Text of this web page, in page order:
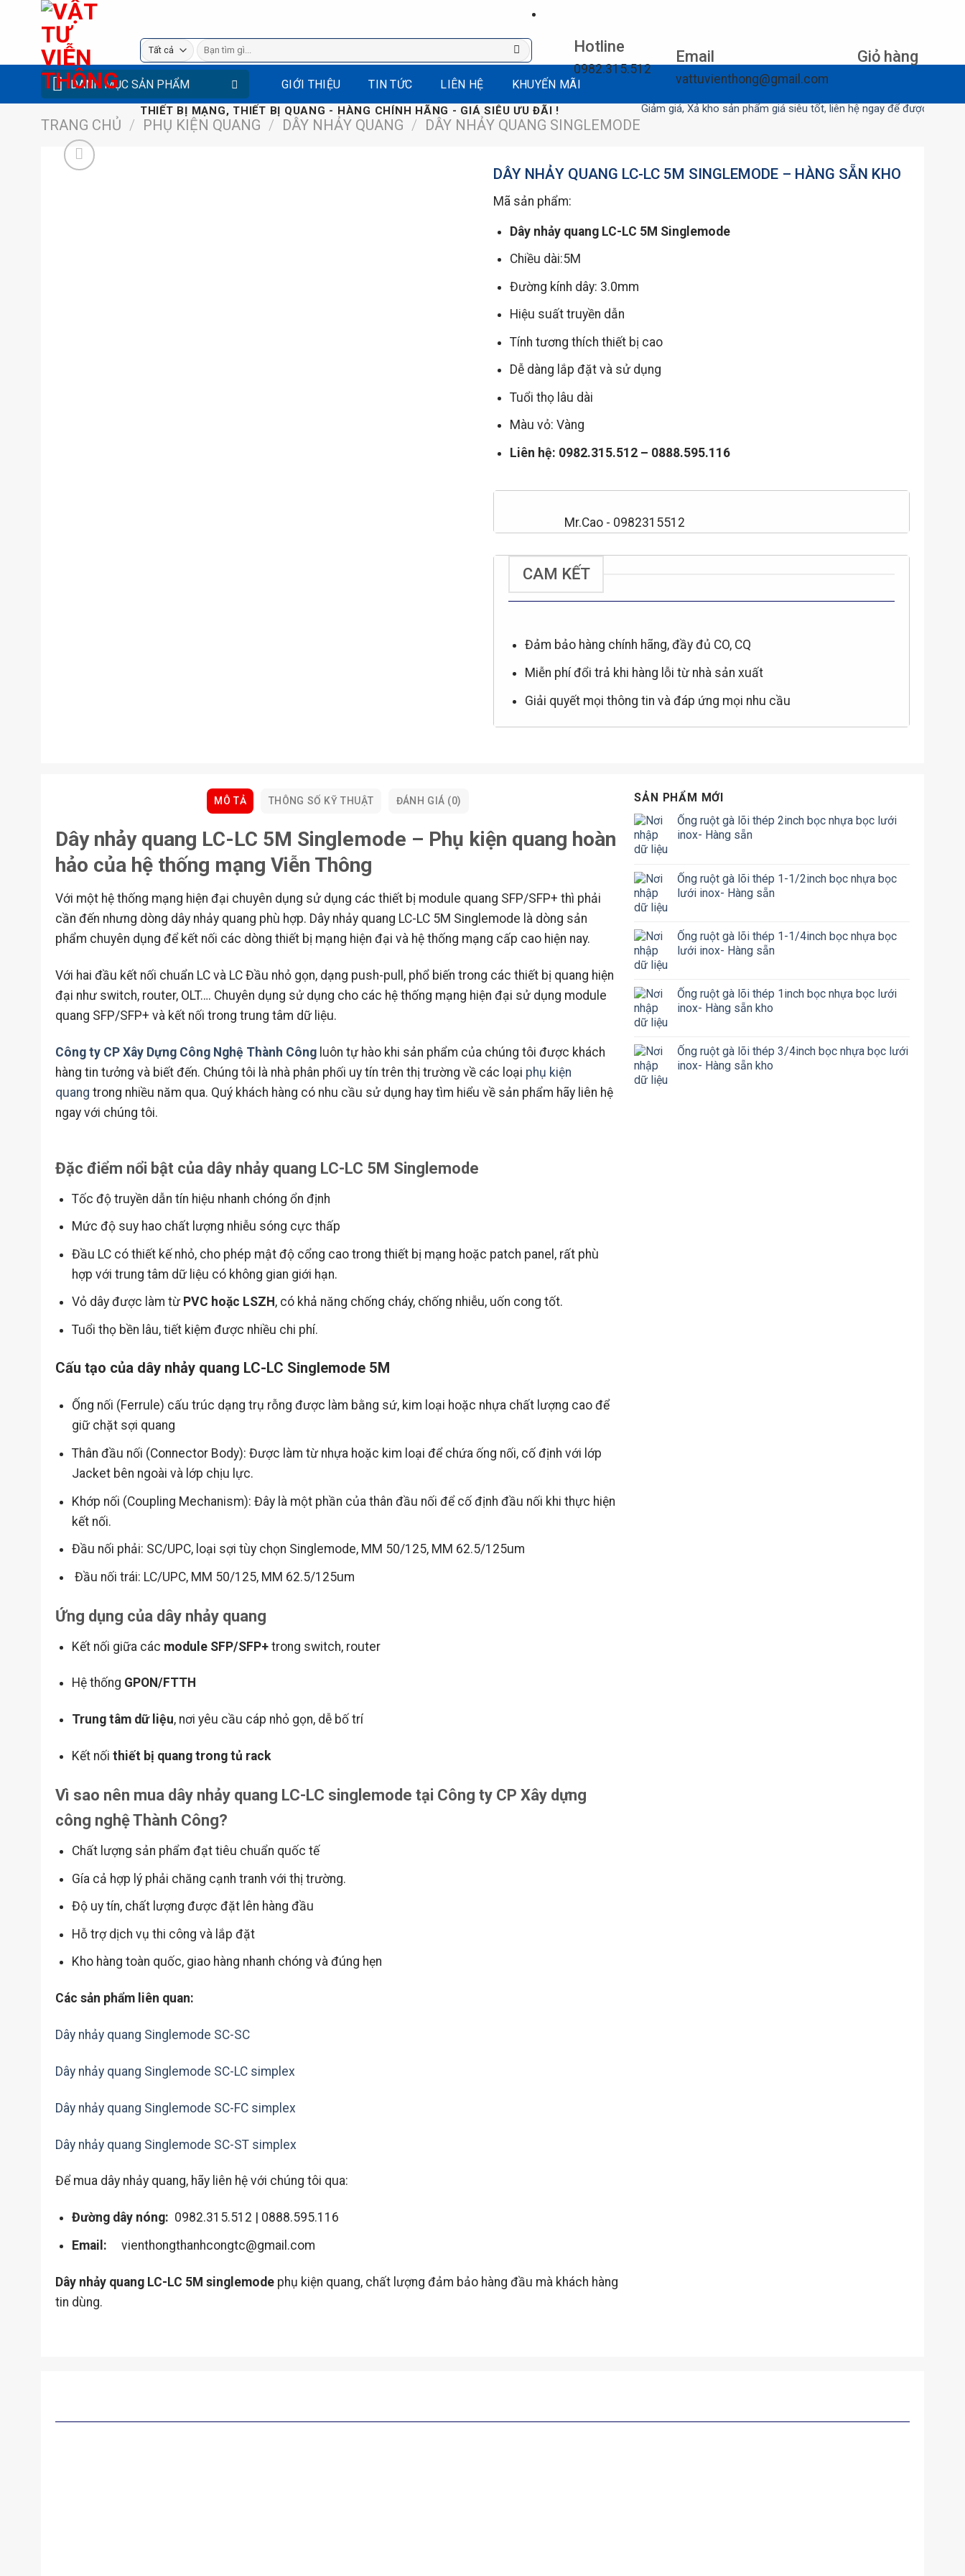
Tìm
kiếm:
Hotline
0982.315.512
Email
vattuvienthong@gmail.com
Giỏ hàng
THIẾT BỊ MẠNG, THIẾT BỊ QUANG - HÀNG CHÍNH HÃNG - GIÁ SIÊU ƯU ĐÃI ! Giảm giá, Xả kho sản phẩm giá siêu tốt, liên hệ ngay để được tư vấn
DANH MỤC SẢN PHẨM GIỚI THIỆU TIN TỨC LIÊN HỆ KHUYẾN MÃI
TRANG CHỦ / PHỤ KIỆN QUANG / DÂY NHẢY QUANG / DÂY NHẢY QUANG SINGLEMODE
DÂY NHẢY QUANG LC-LC 5M SINGLEMODE – HÀNG SẴN KHO
Mã sản phẩm:
Dây nhảy quang LC-LC 5M Singlemode
Chiều dài:5M
Đường kính dây: 3.0mm
Hiệu suất truyền dẫn
Tính tương thích thiết bị cao
Dễ dàng lắp đặt và sử dụng
Tuổi thọ lâu dài
Màu vỏ: Vàng
Liên hệ: 0982.315.512 – 0888.595.116
Mr.Cao - 0982315512
CAM KẾT
Đảm bảo hàng chính hãng, đầy đủ CO, CQ
Miễn phí đổi trả khi hàng lỗi từ nhà sản xuất
Giải quyết mọi thông tin và đáp ứng mọi nhu cầu
MÔ TẢ THÔNG SỐ KỸ THUẬT ĐÁNH GIÁ (0)
Dây nhảy quang LC-LC 5M Singlemode – Phụ kiện quang hoàn
hảo của hệ thống mạng Viễn Thông
Với một hệ thống mạng hiện đại chuyên dụng sử dụng các thiết bị module quang SFP/SFP+ thì phải
cần đến nhưng dòng dây nhảy quang phù hợp. Dây nhảy quang LC-LC 5M Singlemode là dòng sản
phẩm chuyên dụng để kết nối các dòng thiết bị mạng hiện đại và hệ thống mạng cấp cao hiện nay.
Với hai đầu kết nối chuẩn LC và LC Đầu nhỏ gọn, dạng push-pull, phổ biến trong các thiết bị quang hiện
đại như switch, router, OLT…. Chuyên dụng sử dụng cho các hệ thống mạng hiện đại sử dụng module
quang SFP/SFP+ và kết nối trong trung tâm dữ liệu.
Công ty CP Xây Dựng Công Nghệ Thành Công luôn tự hào khi sản phẩm của chúng tôi được khách
hàng tin tưởng và biết đến. Chúng tôi là nhà phân phối uy tín trên thị trường về các loại phụ kiện
quang trong nhiều năm qua. Quý khách hàng có nhu cầu sử dụng hay tìm hiểu về sản phẩm hãy liên hệ
ngay với chúng tôi.
Đặc điểm nổi bật của dây nhảy quang LC-LC 5M Singlemode
Tốc độ truyền dẫn tín hiệu nhanh chóng ổn định
Mức độ suy hao chất lượng nhiễu sóng cực thấp
Đầu LC có thiết kế nhỏ, cho phép mật độ cổng cao trong thiết bị mạng hoặc patch panel, rất phù
hợp với trung tâm dữ liệu có không gian giới hạn.
Vỏ dây được làm từ PVC hoặc LSZH , có khả năng chống cháy, chống nhiễu, uốn cong tốt.
Tuổi thọ bền lâu, tiết kiệm được nhiều chi phí.
Cấu tạo của dây nhảy quang LC-LC Singlemode 5M
Ống nối (Ferrule) cấu trúc dạng trụ rỗng được làm bằng sứ, kim loại hoặc nhựa chất lượng cao để
giữ chặt sợi quang
Thân đầu nối (Connector Body): Được làm từ nhựa hoặc kim loại để chứa ống nối, cố định với lớp
Jacket bên ngoài và lớp chịu lực.
Khớp nối (Coupling Mechanism): Đây là một phần của thân đầu nối để cố định đầu nối khi thực hiện
kết nối.
Đầu nối phải: SC/UPC, loại sợi tùy chọn Singlemode, MM 50/125, MM 62.5/125um
Đầu nối trái: LC/UPC, MM 50/125, MM 62.5/125um
Ứng dụng của dây nhảy quang
Kết nối giữa các module SFP/SFP+trong switch, router
Hệ thống GPON/FTTH
Trung tâm dữ liệu, nơi yêu cầu cáp nhỏ gọn, dễ bố trí
Kết nối thiết bị quang trong tủ rack
Vì sao nên mua dây nhảy quang LC-LC singlemode tại Công ty CP Xây dựng
công nghệ Thành Công?
Chất lượng sản phẩm đạt tiêu chuẩn quốc tế
Gía cả hợp lý phải chăng cạnh tranh với thị trường.
Độ uy tín, chất lượng được đặt lên hàng đầu
Hỗ trợ dịch vụ thi công và lắp đặt
Kho hàng toàn quốc, giao hàng nhanh chóng và đúng hẹn
Các sản phẩm liên quan:
Dây nhảy quang Singlemode SC-SC
Dây nhảy quang Singlemode SC-LC simplex
Dây nhảy quang Singlemode SC-FC simplex
Dây nhảy quang Singlemode SC-ST simplex
Để mua dây nhảy quang, hãy liên hệ với chúng tôi qua:
Đường dây nóng: 0982.315.512 | 0888.595.116
Email: vienthongthanhcongtc@gmail.com
Dây nhảy quang LC-LC 5M singlemodephụ kiện quang, chất lượng đảm bảo hàng đầu mà khách hàng
tin dùng.
SẢN PHẨM MỚI
Ống ruột gà lõi thép 2inch bọc nhựa bọc lưới
inox- Hàng sẵn
Ống ruột gà lõi thép 1-1/2inch bọc nhựa bọc
lưới inox- Hàng sẵn
Ống ruột gà lõi thép 1-1/4inch bọc nhựa bọc
lưới inox- Hàng sẵn
Ống ruột gà lõi thép 1inch bọc nhựa bọc lưới
inox- Hàng sẵn kho
Ống ruột gà lõi thép 3/4inch bọc nhựa bọc lưới
inox- Hàng sẵn kho